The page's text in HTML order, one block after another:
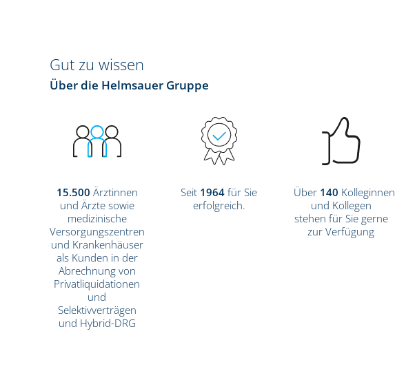
Gut zu wissen
Über die Helmsauer Gruppe
15.500 Ärztinnen
und Ärzte sowie
medizinische
Versorgungszentren
und Krankenhäuser
als Kunden in der
Abrechnung von
Privatliquidationen
und
Selektivverträgen
und Hybrid-DRG
Seit 1964 für Sie
erfolgreich.
Über 140 Kolleginnen
und Kollegen
stehen für Sie gerne
zur Verfügung